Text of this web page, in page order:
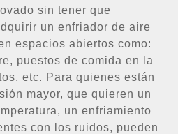
sin tener que
un enfriador de aire
espacios abiertos como:
puestos de comida en la
etc. Para quienes están
mayor, que quieren un
un enfriamiento
con los ruidos, pueden